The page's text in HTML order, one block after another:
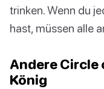
trinken. Wenn du
hast, müssen alle
Andere Circle
König